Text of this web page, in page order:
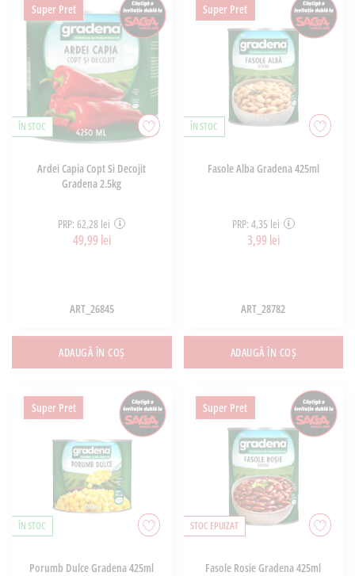
Super Pret
ÎN STOC
Ardei Capia Copt Si Decojit
Gradena 2.5kg
PRP: 62,28 lei
49,99 lei
ART_26845
ADAUGĂ ÎN COȘ
Super Pret
ÎN STOC
Fasole Alba Gradena 425ml
PRP: 4,35 lei
3,99 lei
ART_28782
ADAUGĂ ÎN COȘ
Super Pret
ÎN STOC
Porumb Dulce Gradena 425ml
Super Pret
STOC EPUIZAT
Fasole Rosie Gradena 425ml